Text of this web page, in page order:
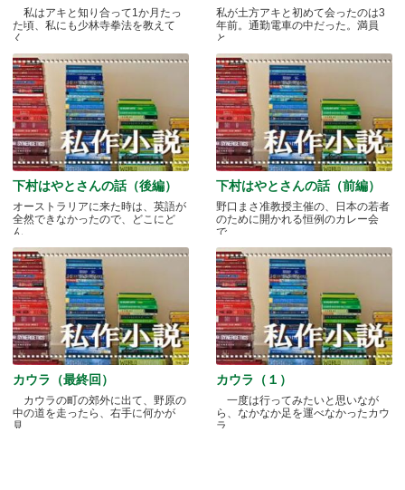
私はアキと知り合って1か月たっ
た頃、私にも少林寺拳法を教えて
く.....
私が土方アキと初めて会ったのは3
年前。通勤電車の中だった。満員
と.....
下村はやとさんの話（後編）
オーストラリアに来た時は、英語が
全然できなかったので、どこにど
ん.....
下村はやとさんの話（前編）
野口まさ准教授主催の、日本の若者
のために開かれる恒例のカレー会
で.....
カウラ（最終回）
カウラの町の郊外に出て、野原の
中の道を走ったら、右手に何かが
見.....
カウラ（１）
一度は行ってみたいと思いなが
ら、なかなか足を運べなかったカウ
ラ.....